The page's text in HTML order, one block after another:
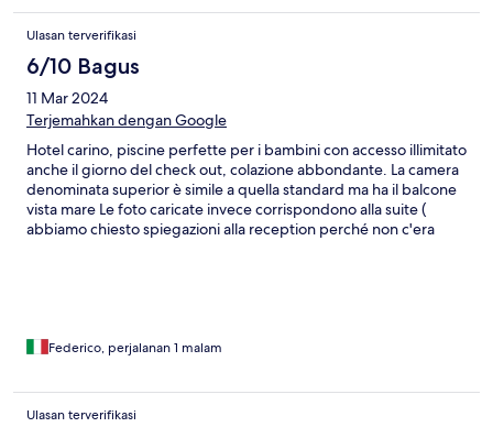
Ulasan terverifikasi
6/10 Bagus
11 Mar 2024
Terjemahkan dengan Google
Hotel carino, piscine perfette per i bambini con accesso illimitato
anche il giorno del check out, colazione abbondante. La camera
denominata superior è simile a quella standard ma ha il balcone
vista mare Le foto caricate invece corrispondono alla suite (
abbiamo chiesto spiegazioni alla reception perché non c'era
Federico, perjalanan 1 malam
Ulasan terverifikasi